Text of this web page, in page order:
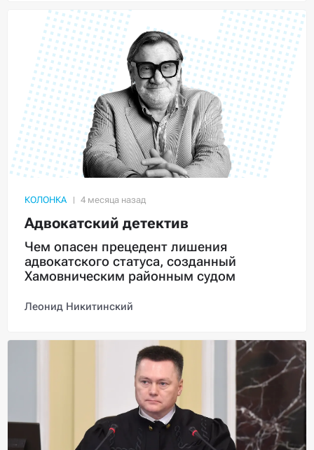
КОЛОНКА
Адвокатский детектив
Чем опасен прецедент лишения
адвокатского статуса, созданный
Хамовническим районным судом
Леонид Никитинский